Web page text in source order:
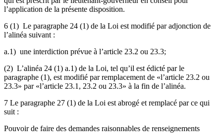
l’application de la présente disposition.
6 (1) Le paragraphe 24 (1) de la Loi est modifié par adjonction de
l’alinéa suivant :
a.1) une interdiction prévue à l’article 23.2 ou 23.3;
(2) L’alinéa 24 (1) a.1) de la Loi, tel qu’il est édicté par le
paragraphe (1), est modifié par remplacement de «l’article 23.2 ou
23.3» par «l’article 23.1, 23.2 ou 23.3» à la fin de l’alinéa.
7 Le paragraphe 27 (1) de la Loi est abrogé et remplacé par ce qui
suit :
Pouvoir de faire des demandes raisonnables de renseignements